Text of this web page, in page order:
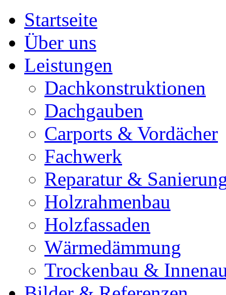
Startseite
Über uns
Leistungen
Dachkonstruktionen
Dachgauben
Carports & Vordächer
Fachwerk
Reparatur &
Holzrahmenbau
Holzfassaden
Wärmedämmung
Trockenbau &